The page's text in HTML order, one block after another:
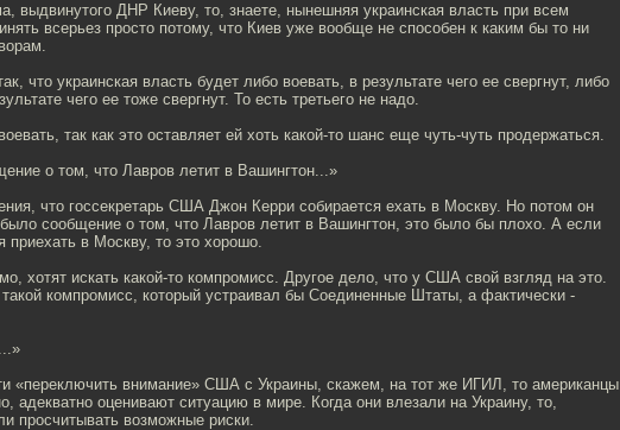
выдвинутого ДНР Киеву, то, знаете, нынешняя украинская власть при всем
всерьез просто потому, что Киев уже вообще не способен к каким бы то ни
что украинская власть будет либо воевать, в результате чего ее свергнут, либо
чего ее тоже свергнут. То есть третьего не надо.
так как это оставляет ей хоть какой-то шанс еще чуть-чуть продержаться.
о том, что Лавров летит в Вашингтон...»
что госсекретарь США Джон Керри собирается ехать в Москву. Но потом он
сообщение о том, что Лавров летит в Вашингтон, это было бы плохо. А если
приехать в Москву, то это хорошо.
хотят искать какой-то компромисс. Другое дело, что у США свой взгляд на это.
компромисс, который устраивал бы Соединенные Штаты, а фактически -
«переключить внимание» США с Украины, скажем, на тот же ИГИЛ, то американцы
адекватно оценивают ситуацию в мире. Когда они влезали на Украину, то,
просчитывать возможные риски.